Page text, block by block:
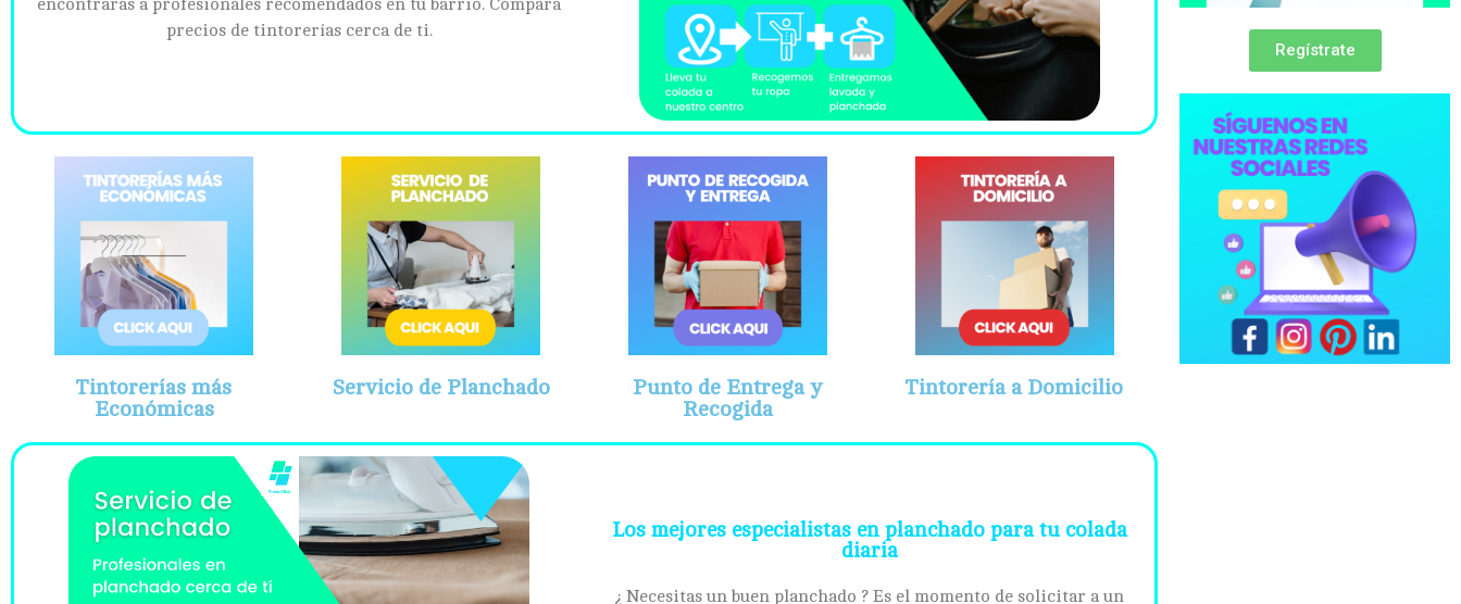
encontrarás a profesionales recomendados en tu barrio. Compara
precios de tintorerías cerca de ti.
Tintorerías más
Económicas
Servicio de Planchado
Punto de Entrega y
Recogida
Tintorería a Domicilio
Los mejores especialistas en planchado para tu colada
diaria
¿ Necesitas un buen planchado ? Es el momento de solicitar a un
Regístrate